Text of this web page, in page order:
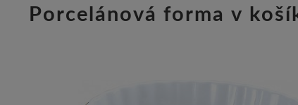
Porcelánová forma v